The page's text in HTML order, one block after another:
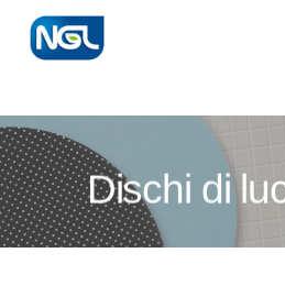
Skip
Dischi di